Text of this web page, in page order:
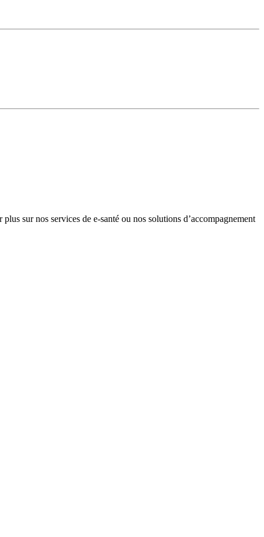
sur nos services de e-santé ou nos solutions d’accompagnement